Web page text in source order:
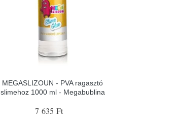
MEGASLIZOUN - PVA ragasztó
slimehoz 1000 ml - Megabublina
7 635 Ft